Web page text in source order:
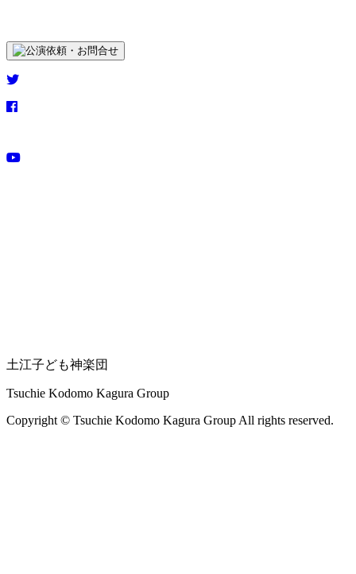
土江子ども神楽団
Tsuchie Kodomo Kagura Group
Copyright © Tsuchie Kodomo Kagura Group All rights reserved.